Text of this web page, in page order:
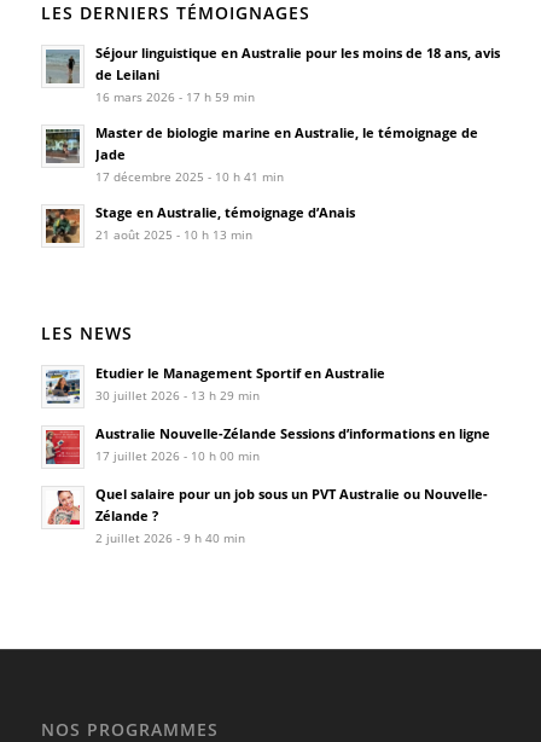
LES DERNIERS TÉMOIGNAGES
Séjour linguistique en Australie pour les moins de 18 ans, avis
de Leilani
16 mars 2026 - 17 h 59 min
Master de biologie marine en Australie, le témoignage de
Jade
17 décembre 2025 - 10 h 41 min
Stage en Australie, témoignage d’Anais
21 août 2025 - 10 h 13 min
LES NEWS
Etudier le Management Sportif en Australie
30 juillet 2026 - 13 h 29 min
Australie Nouvelle-Zélande Sessions d’informations en ligne
17 juillet 2026 - 10 h 00 min
Quel salaire pour un job sous un PVT Australie ou Nouvelle-
Zélande ?
2 juillet 2026 - 9 h 40 min
NOS PROGRAMMES